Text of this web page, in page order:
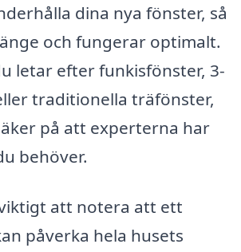
dina nya fönster, så
och fungerar optimalt.
letar efter funkisfönster, 3-
traditionella träfönster,
på att experterna har
behöver.
att notera att ett
påverka hela husets